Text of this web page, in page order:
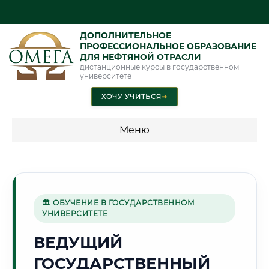
ДОПОЛНИТЕЛЬНОЕ
ПРОФЕССИОНАЛЬНОЕ ОБРАЗОВАНИЕ
ДЛЯ НЕФТЯНОЙ ОТРАСЛИ
дистанционные курсы в государственном
университете
ХОЧУ УЧИТЬСЯ➜
Меню
Г. ВЛАДИМИР
🏛 ОБУЧЕНИЕ В ГОСУДАРСТВЕННОМ
УНИВЕРСИТЕТЕ
ВЕДУЩИЙ
ГОСУДАРСТВЕННЫЙ